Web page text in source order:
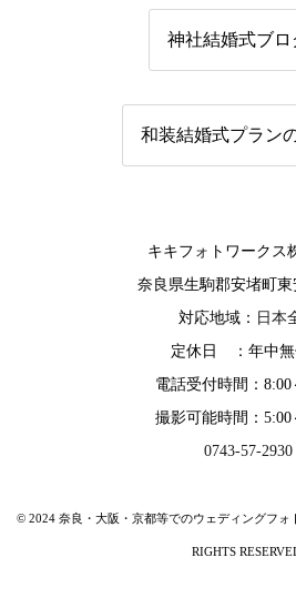
神社結婚式ブロ
和装結婚式プラン
キキフォトワークス
奈良県生駒郡安堵町東
対応地域： 日本
定休日 ：年中
電話受付時間：8:00
撮影可能時間：5:00
0743-57-2930
© 2024 奈良・大阪・京都等でのウェディングフ
RIGHTS